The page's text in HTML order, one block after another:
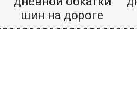
шин на дороге